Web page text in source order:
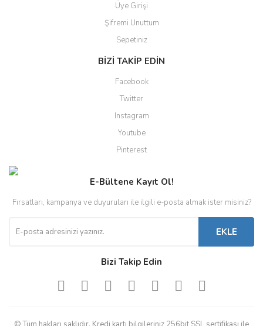
Üye Girişi
Şifremi Unuttum
Sepetiniz
BİZİ TAKİP EDİN
Facebook
Twitter
Instagram
Youtube
Pinterest
E-Bültene Kayıt Ol!
Fırsatları, kampanya ve duyuruları ile ilgili e-posta almak ister misiniz?
EKLE
Bizi Takip Edin